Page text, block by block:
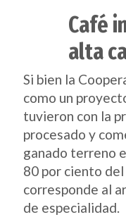
Café
alta
Si bien la
como un
tuvieron con la
procesado y
ganado terreno
80 por ciento
corresponde al
de especialidad.